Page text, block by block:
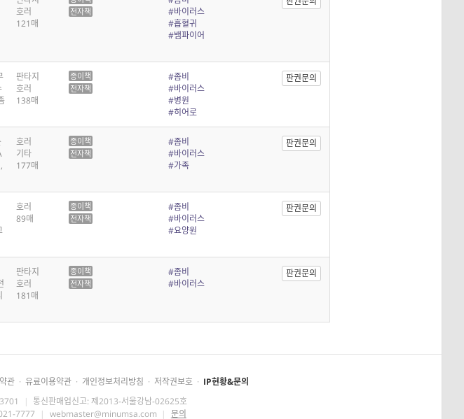
호러
121매
전자책
#바이러스
#흡혈귀
#뱀파이어
판타지
호러
138매
종이책
전자책
#좀비
#바이러스
#병원
#히어로
판권문의
호러
기타
177매
종이책
전자책
#좀비
#바이러스
#가족
판권문의
호러
89매
종이책
전자책
#좀비
#바이러스
#요양원
판권문의
판타지
호러
181매
종이책
전자책
#좀비
#바이러스
판권문의
관 · 유료이용약관 · 개인정보처리방침 · 저작권보호 · IP현황&문의
| 통신판매업신고: 제2013-서울강남-02625호
7777 | webmaster@minumsa.com | 문의